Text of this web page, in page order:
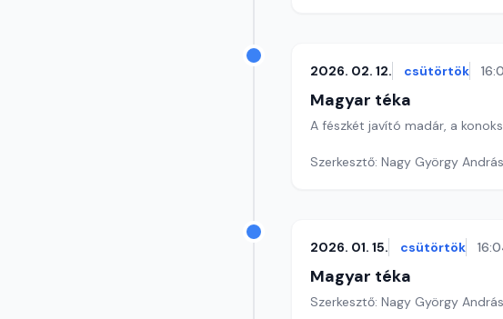
2026. 02. 12. csütörtök
Magyar téka
A fészkét javító madár, a
Szerkesztő: Nagy György András
2026. 01. 15. csütörtök
Magyar téka
Szerkesztő: Nagy György András